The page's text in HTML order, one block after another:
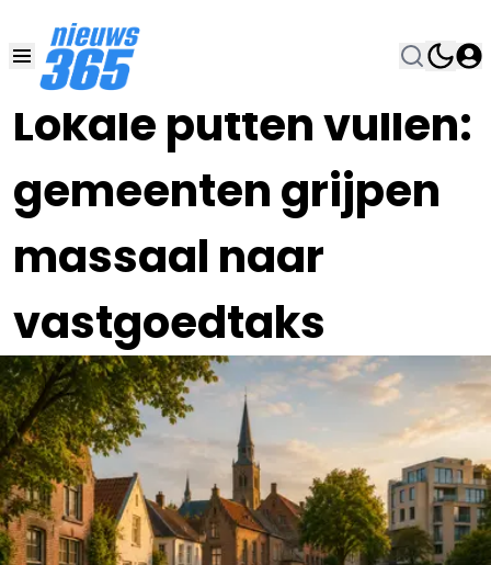
Lokale putten vullen:
gemeenten grijpen
massaal naar
vastgoedtaks
27 MEI , 17:00•